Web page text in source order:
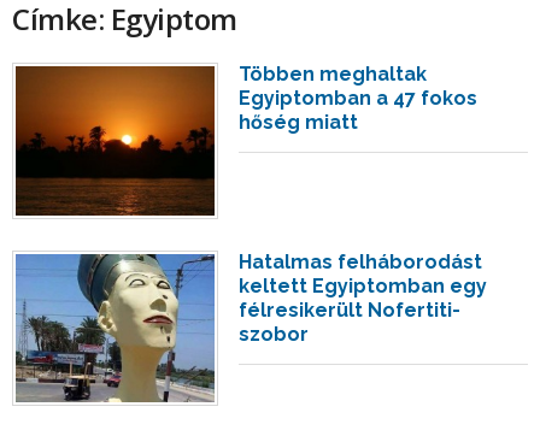
Címke: Egyiptom
Többen meghaltak
Egyiptomban a 47 fokos
hőség miatt
Hatalmas felháborodást
keltett Egyiptomban egy
félresikerült Nofertiti-
szobor